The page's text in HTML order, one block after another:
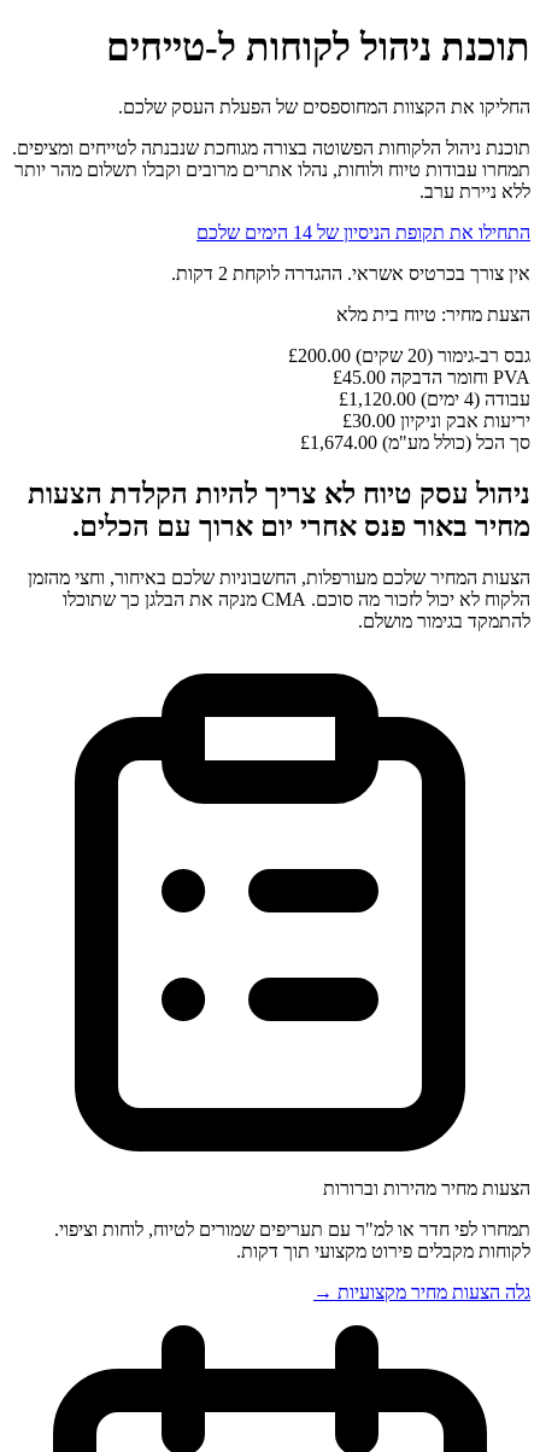
תוכנת ניהול לקוחות ל-טייחים
החליקו את הקצוות המחוספסים של הפעלת העסק שלכם.
תוכנת ניהול הלקוחות הפשוטה בצורה מגוחכת שנבנתה לטייחים ומציפים.
תמחרו עבודות טיוח ולוחות, נהלו אתרים מרובים וקבלו תשלום מהר יותר
ללא ניירת ערב.
התחילו את תקופת הניסיון של 14 הימים שלכם
אין צורך בכרטיס אשראי. ההגדרה לוקחת 2 דקות.
הצעת מחיר: טיוח בית מלא
גבס רב-גימור (20 שקים)
£200.00
PVA וחומר הדבקה
£45.00
עבודה (4 ימים)
£1,120.00
יריעות אבק וניקיון £30.00
סך הכל (כולל מע"מ) £1,674.00
ניהול עסק טיוח לא צריך להיות הקלדת הצעות
מחיר באור פנס אחרי יום ארוך עם הכלים.
הצעות המחיר שלכם מעורפלות, החשבוניות שלכם באיחור, וחצי מהזמן
הלקוח לא יכול לזכור מה סוכם. CMA מנקה את הבלגן כך שתוכלו
להתמקד בגימור מושלם.
הצעות מחיר מהירות וברורות
תמחרו לפי חדר או למ"ר עם תעריפים שמורים לטיוח, לוחות וציפוי.
לקוחות מקבלים פירוט מקצועי תוך דקות.
גלה הצעות מחיר מקצועיות →